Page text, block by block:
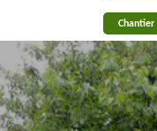
Chantier